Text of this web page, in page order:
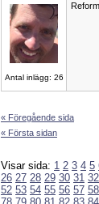
Antal inlägg: 26
« Föregående sida
« Första sidan
Visar sida: 1 2 3 4 5
26 27 28 29 30 31 32
52 53 54 55 56 57 58